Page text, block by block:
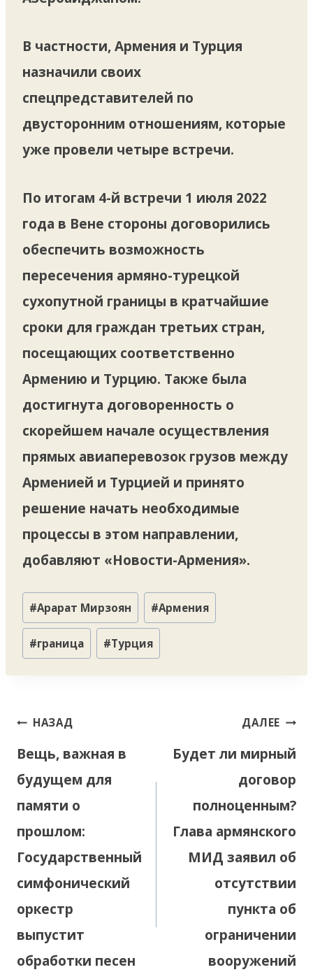
В частности, Армения и Турция
назначили своих
спецпредставителей по
двусторонним отношениям, которые
уже провели четыре встречи.
По итогам 4-й встречи 1 июля 2022
года в Вене стороны договорились
обеспечить возможность
пересечения армяно-турецкой
сухопутной границы в кратчайшие
сроки для граждан третьих стран,
посещающих соответственно
Армению и Турцию. Также была
достигнута договоренность о
скорейшем начале осуществления
прямых авиаперевозок грузов между
Арменией и Турцией и принято
решение начать необходимые
процессы в этом направлении,
добавляют «Новости-Армения».
Метки
записи:
#Арарат Мирзоян #Армения
#граница #Турция
Навигация
записям
НАЗАД
Вещь, важная в
будущем для
памяти о
прошлом:
Государственный
симфонический
оркестр
выпустит
обработки песен
ДАЛЕЕ
Будет ли мирный
договор
полноценным?
Глава армянского
МИД заявил об
отсутствии
пункта об
ограничении
вооружений